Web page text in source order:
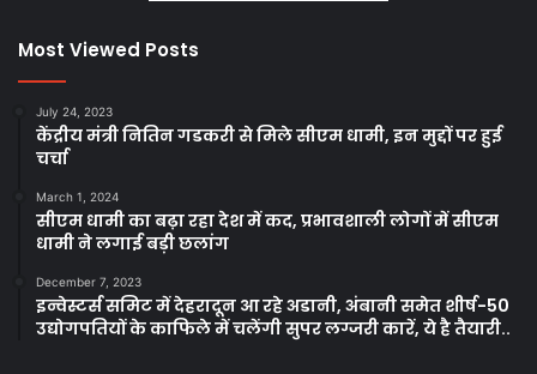
Most Viewed Posts
July 24, 2023
केंद्रीय मंत्री नितिन गडकरी से मिले सीएम धामी, इन मुद्दों पर हुई
चर्चा
March 1, 2024
सीएम धामी का बढ़ा रहा देश में कद, प्रभावशाली लोगों में सीएम
धामी ने लगाई बड़ी छलांग
December 7, 2023
इन्वेस्टर्स समिट में देहरादून आ रहे अडानी, अंबानी समेत शीर्ष-50
उद्योगपतियों के काफिले में चलेंगी सुपर लग्जरी कारें, ये है तैयारी..